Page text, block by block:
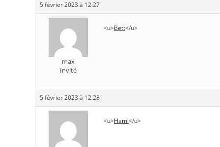
5 février 2023 à 12:27
max
Invité
<u>Bett</u>
5 février 2023 à 12:28
<u>Hami</u>